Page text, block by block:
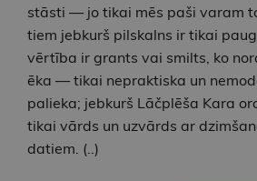
stāsti — jo tikai mēs paši varam
tiem jebkurš pilskalns ir tikai
vērtība ir grants vai smilts, ko
ēka — tikai nepraktiska un
palieka; jebkurš Lāčplēša Kara
tikai vārds un uzvārds ar
datiem. (..)